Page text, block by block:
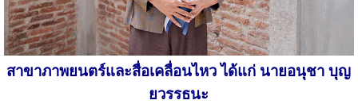
สาขาภาพยนตร์และสื่อเคลื่อนไหว ได้แก่ นายอนุชา บุญ
ยวรรธนะ